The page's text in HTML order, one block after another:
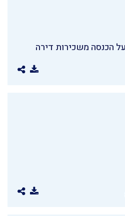
הכנסה משכירות דירה